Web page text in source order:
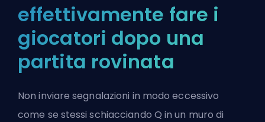
effettivamente fare i
giocatori dopo una
partita rovinata
Non inviare segnalazioni in modo eccessivo
come se stessi schiacciando Q in un muro di